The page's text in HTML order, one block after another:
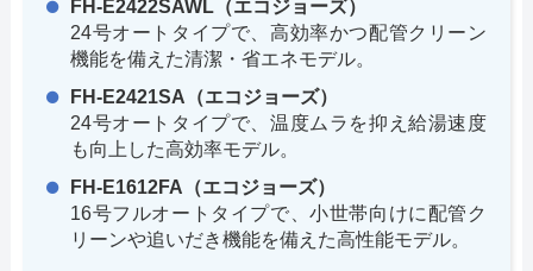
FH-E2422SAWL（エコジョーズ）
24号オートタイプで、高効率かつ配管クリーン
機能を備えた清潔・省エネモデル。
FH-E2421SA（エコジョーズ）
24号オートタイプで、温度ムラを抑え給湯速度
も向上した高効率モデル。
FH-E1612FA（エコジョーズ）
16号フルオートタイプで、小世帯向けに配管ク
リーンや追いだき機能を備えた高性能モデル。